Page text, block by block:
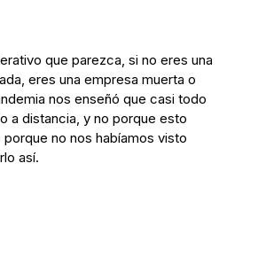
que parezca, si no eres una
eres una empresa muerta o
nos enseñó que casi todo
a distancia, y no porque esto
no nos habíamos visto
así.